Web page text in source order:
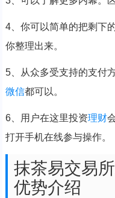
4、你可以简单的把剩下
你整理出来。
5、从众多受支持的支付
微信都可以。
6、用户在这里投资理财
打开手机在线参与操作。
抹茶易交易
优势介绍